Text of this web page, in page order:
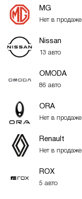
MG
Нет в продаже
Nissan
13 авто
OMODA
86 авто
ORA
Нет в продаже
Renault
Нет в продаже
ROX
5 авто